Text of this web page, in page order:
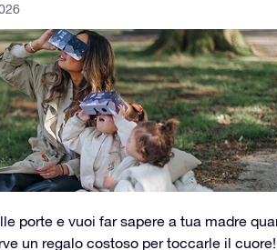
porte e vuoi far sapere a tua madre
un regalo costoso per toccarle il